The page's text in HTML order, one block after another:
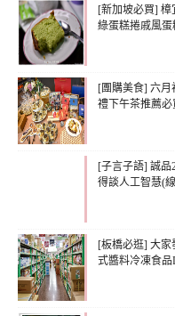
[新加坡必買] 樟
綠蛋糕捲戚風蛋
[團購美食] 六月
禮下午茶推薦
[子言子語] 誠品
得談人工智慧(
[板橋必逛] 大家
式醬料冷凍食